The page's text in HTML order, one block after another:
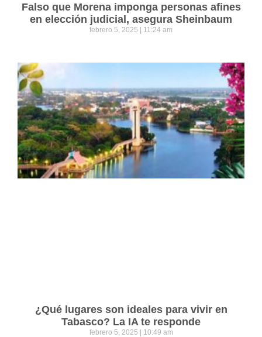
Falso que Morena imponga personas afines
en elección judicial, asegura Sheinbaum
febrero 5, 2025 11:24 am
¿Qué lugares son ideales para vivir en
Tabasco? La IA te responde
febrero 5, 2025 10:49 am